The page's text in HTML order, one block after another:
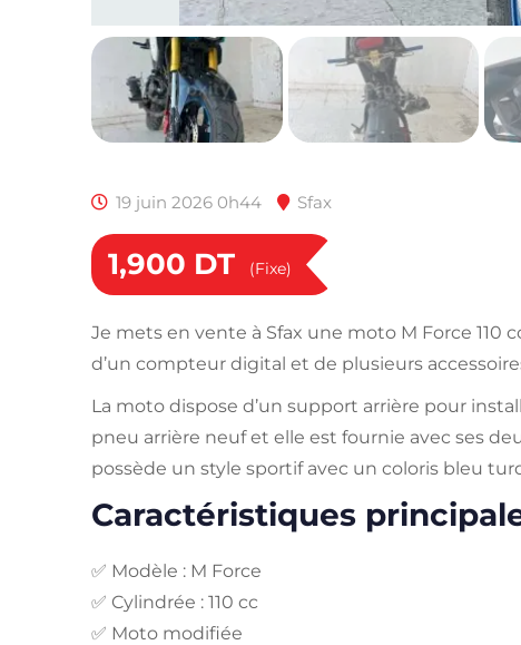
19 juin 2026 0h44 Sfax
1,900 DT (Fixe)
Je mets en vente à Sfax une moto M Force 110
d’un compteur digital et de plusieurs
La moto dispose d’un support arrière pour
pneu arrière neuf et elle est fournie avec ses
possède un style sportif avec un coloris bleu
Caractéristiques
✅ Modèle : M Force
✅ Cylindrée : 110 cc
✅ Moto modifiée